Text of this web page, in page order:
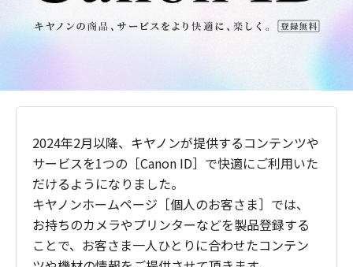
2024年2月以降、キヤノンが提供するコンテンツや
サービスを1つの［Canon ID］で快適にご利用いた
だけるようになりました。
キヤノンホームページ［個人のお客さま］では、
お持ちのカメラやプリンターなどを製品登録する
ことで、お客さま一人ひとりに合わせたコンテン